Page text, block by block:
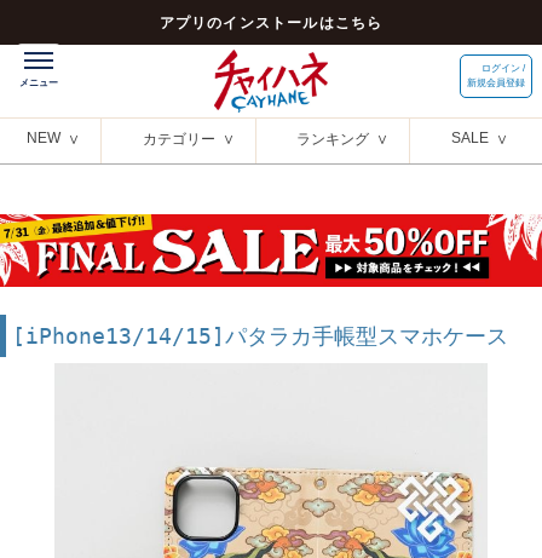
アプリのインストールはこちら
ログイン /
新規会員登録
NEW カテゴリー ランキング SALE
[iPhone13/14/15]パタラカ手帳型スマホケース